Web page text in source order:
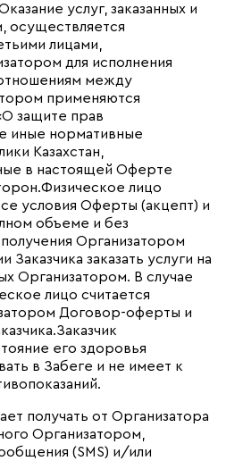
услуг, заказанных и
осуществляется
лицами,
для исполнения
между
применяются
защите прав
иные нормативные
Казахстан,
в настоящей Оферте
лицо
условия Оферты (акцепт) и
объеме и без
Организатором
заказать услуги на
Организатором. В случае
лицо считается
Договор-оферты и
его здоровья
в Забеге и не имеет к
получать от Организатора
Организатором,
(SMS) и/или